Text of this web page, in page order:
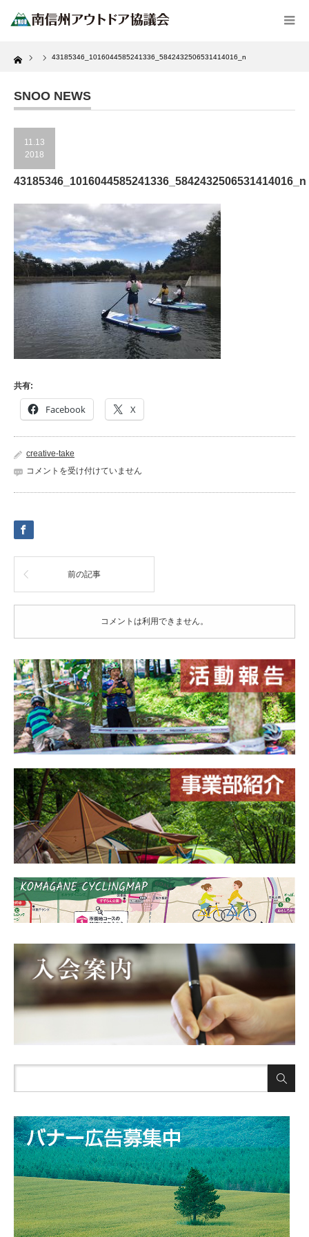
Home 43185346_1016044585241336_5842432506531414016_n
SNOO NEWS
11.13
2018
43185346_1016044585241336_5842432506531414016_n
共有:
Facebook X
creative-take
43185346_1016044585241336_5842432506531414016_n
コメントを受け付けていません
前の記事
コメントは利用できません。